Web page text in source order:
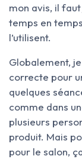
mon avis, il
temps en
l’utilisent.
Globalement,
correcte pour
quelques
comme dans
plusieurs
produit. Mais
pour le salon,